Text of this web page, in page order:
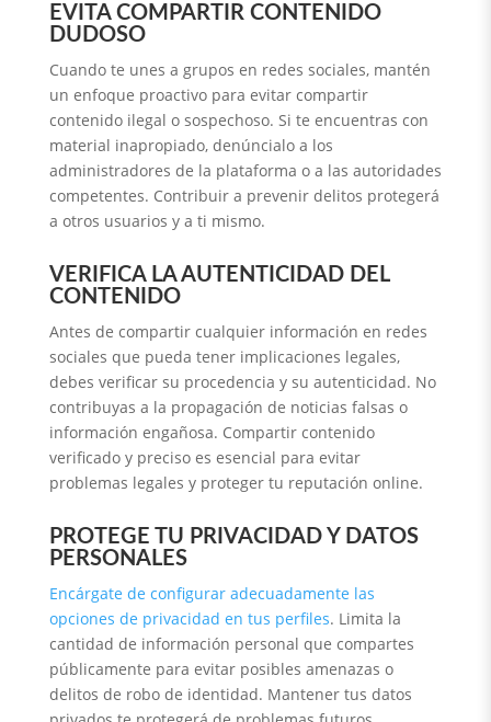
EVITA COMPARTIR CONTENIDO
DUDOSO
Cuando te unes a grupos en redes sociales, mantén
un enfoque proactivo para evitar compartir
contenido ilegal o sospechoso. Si te encuentras con
material inapropiado, denúncialo a los
administradores de la plataforma o a las autoridades
competentes. Contribuir a prevenir delitos protegerá
a otros usuarios y a ti mismo.
VERIFICA LA AUTENTICIDAD DEL
CONTENIDO
Antes de compartir cualquier información en redes
sociales que pueda tener implicaciones legales,
debes verificar su procedencia y su autenticidad. No
contribuyas a la propagación de noticias falsas o
información engañosa. Compartir contenido
verificado y preciso es esencial para evitar
problemas legales y proteger tu reputación online.
PROTEGE TU PRIVACIDAD Y DATOS
PERSONALES
Encárgate de configurar adecuadamente las
opciones de privacidad en tus perfiles. Limita la
cantidad de información personal que compartes
públicamente para evitar posibles amenazas o
delitos de robo de identidad. Mantener tus datos